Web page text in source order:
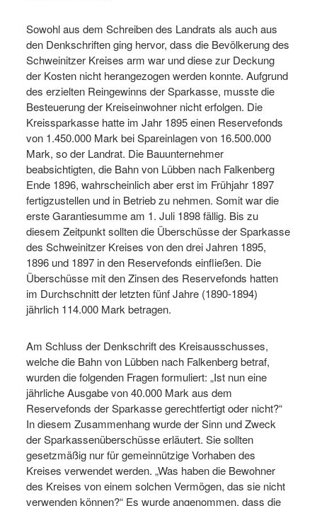
Sowohl aus dem Schreiben des Landrats als auch aus
den Denkschriften ging hervor, dass die Bevölkerung des
Schweinitzer Kreises arm war und diese zur Deckung
der Kosten nicht herangezogen werden konnte. Aufgrund
des erzielten Reingewinns der Sparkasse, musste die
Besteuerung der Kreiseinwohner nicht erfolgen. Die
Kreissparkasse hatte im Jahr 1895 einen Reservefonds
von 1.450.000 Mark bei Spareinlagen von 16.500.000
Mark, so der Landrat. Die Bauunternehmer
beabsichtigten, die Bahn von Lübben nach Falkenberg
Ende 1896, wahrscheinlich aber erst im Frühjahr 1897
fertigzustellen und in Betrieb zu nehmen. Somit war die
erste Garantiesumme am 1. Juli 1898 fällig. Bis zu
diesem Zeitpunkt sollten die Überschüsse der Sparkasse
des Schweinitzer Kreises von den drei Jahren 1895,
1896 und 1897 in den Reservefonds einfließen. Die
Überschüsse mit den Zinsen des Reservefonds hatten
im Durchschnitt der letzten fünf Jahre (1890-1894)
jährlich 114.000 Mark betragen.
Am Schluss der Denkschrift des Kreisausschusses,
welche die Bahn von Lübben nach Falkenberg betraf,
wurden die folgenden Fragen formuliert: „Ist nun eine
jährliche Ausgabe von 40.000 Mark aus dem
Reservefonds der Sparkasse gerechtfertigt oder nicht?“
In diesem Zusammenhang wurde der Sinn und Zweck
der Sparkassenüberschüsse erläutert. Sie sollten
gesetzmäßig nur für gemeinnützige Vorhaben des
Kreises verwendet werden. „Was haben die Bewohner
des Kreises von einem solchen Vermögen, das sie nicht
verwenden können?“ Es wurde angenommen, dass die